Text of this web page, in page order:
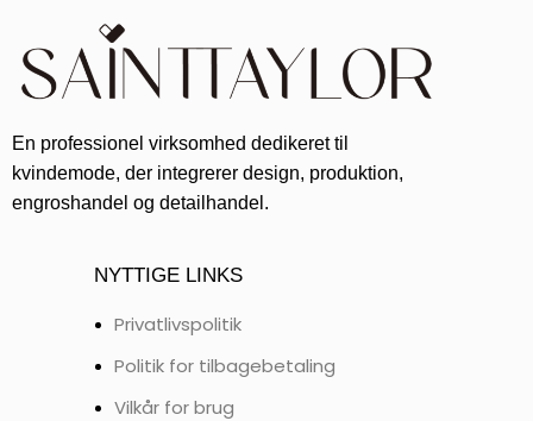
En professionel virksomhed dedikeret til
kvindemode, der integrerer design, produktion,
engroshandel og detailhandel.
NYTTIGE LINKS
Privatlivspolitik
Politik for tilbagebetaling
Vilkår for brug